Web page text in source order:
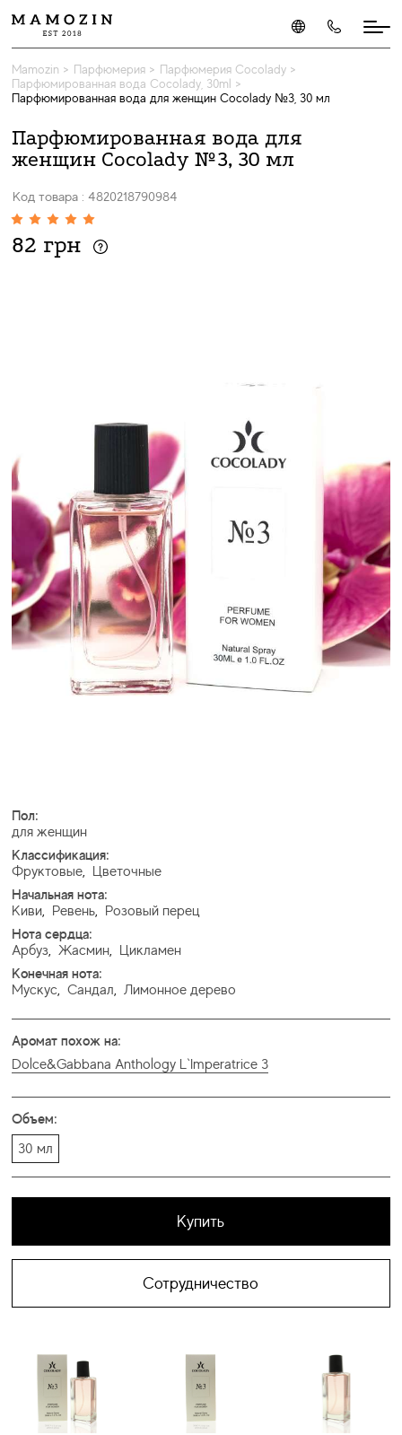
Mamozin > Парфюмерия > Парфюмерия Cocolady >
Парфюмированная вода Cocolady, 30ml >
Парфюмированная вода для женщин Cocolady №3, 30 мл
Парфюмированная вода для
женщин Cocolady №3, 30 мл
Код товара : 4820218790984
82 грн
Пол:
для женщин
Классификация:
Фруктовые
Цветочные
Начальная нота:
Киви
Ревень
Розовый перец
Нота сердца:
Арбуз
Жасмин
Цикламен
Конечная нота:
Мускус
Сандал Лимонное дерево
Аромат похож на:
Dolce&Gabbana Anthology L`Imperatrice 3
Объем:
30 мл
Купить
Сотрудничество